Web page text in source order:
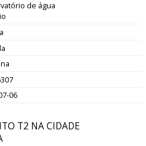
de água
06
T2 NA CIDADE